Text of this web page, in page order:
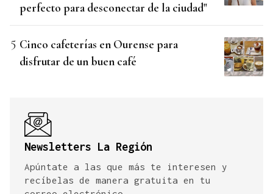
perfecto para desconectar de la ciudad"
Cinco cafeterías en Ourense para
disfrutar de un buen café
Newsletters La Región
Apúntate a las que más te interesen y
recíbelas de manera gratuita en tu